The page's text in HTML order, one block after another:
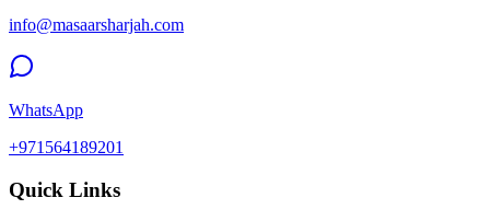
info@masaarsharjah.com
WhatsApp
+971564189201
Quick Links